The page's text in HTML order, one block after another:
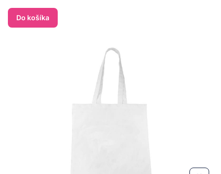
Do košíka